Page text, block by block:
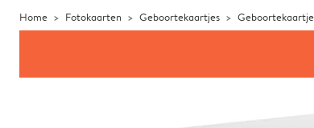
Home Fotokaarten Geboortekaartjes